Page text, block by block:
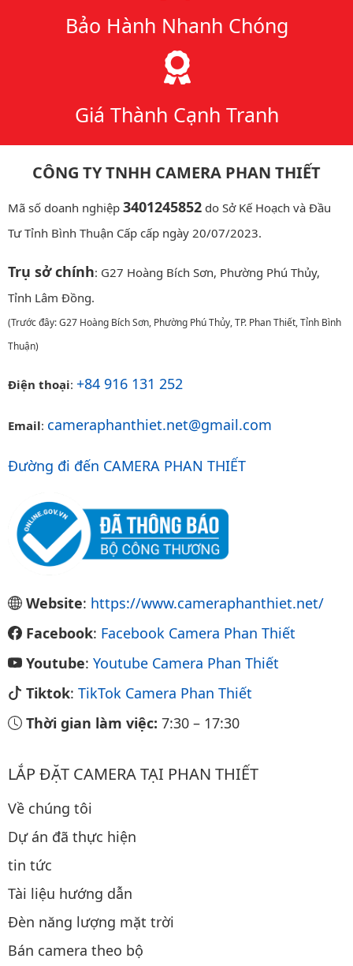
Bảo Hành Nhanh Chóng
Giá Thành Cạnh Tranh
CÔNG TY TNHH CAMERA PHAN THIẾT
Mã số doanh nghiệp 3401245852 do Sở Kế Hoạch và Đầu
Tư Tỉnh Bình Thuận Cấp cấp ngày 20/07/2023.
Trụ sở chính: G27 Hoàng Bích Sơn, Phường Phú Thủy,
Tỉnh Lâm Đồng.
(Trước đây: G27 Hoàng Bích Sơn, Phường Phú Thủy, TP. Phan Thiết, Tỉnh Bình
Thuận)
Điện thoại: +84 916 131 252
Email: cameraphanthiet.net@gmail.com
Đường đi đến CAMERA PHAN THIẾT
Website: https://www.cameraphanthiet.net/
Facebook: Facebook Camera Phan Thiết
Youtube: Youtube Camera Phan Thiết
Tiktok: TikTok Camera Phan Thiết
Thời gian làm việc: 7:30 – 17:30
LẮP ĐẶT CAMERA TẠI PHAN THIẾT
Về chúng tôi
Dự án đã thực hiện
tin tức
Tài liệu hướng dẫn
Đèn năng lượng mặt trời
Bán camera theo bộ